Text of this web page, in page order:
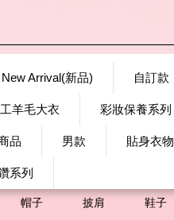
New Arrival(新品) 自訂款
羊毛大衣 彩妝保養系列
品 男款 貼身衣物
系列
帽子 披肩 鞋子